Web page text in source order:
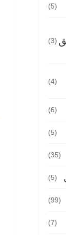
(5)
(3)
(4)
(6)
(5)
(35)
(5)
(99)
(7)